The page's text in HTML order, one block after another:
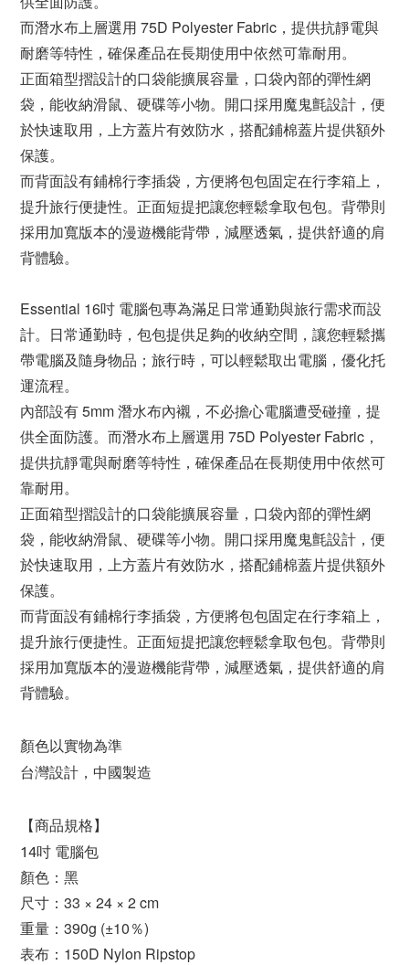
而潛水布上層選用 75D Polyester Fabric，提供抗靜電與
耐磨等特性，確保產品在長期使用中依然可靠耐用。
正面箱型摺設計的口袋能擴展容量，口袋內部的彈性網
袋，能收納滑鼠、硬碟等小物。開口採用魔鬼氈設計，便
於快速取用，上方蓋片有效防水，搭配鋪棉蓋片提供額外
保護。
而背面設有鋪棉行李插袋，方便將包包固定在行李箱上，
提升旅行便捷性。正面短提把讓您輕鬆拿取包包。背帶則
採用加寬版本的漫遊機能背帶，減壓透氣，提供舒適的肩
背體驗。
Essential 16吋 電腦包專為滿足日常通勤與旅行需求而設
計。日常通勤時，包包提供足夠的收納空間，讓您輕鬆攜
帶電腦及隨身物品；旅行時，可以輕鬆取出電腦，優化托
運流程。
內部設有 5mm 潛水布內襯，不必擔心電腦遭受碰撞，提
供全面防護。而潛水布上層選用 75D Polyester Fabric，
提供抗靜電與耐磨等特性，確保產品在長期使用中依然可
靠耐用。
正面箱型摺設計的口袋能擴展容量，口袋內部的彈性網
袋，能收納滑鼠、硬碟等小物。開口採用魔鬼氈設計，便
於快速取用，上方蓋片有效防水，搭配鋪棉蓋片提供額外
保護。
而背面設有鋪棉行李插袋，方便將包包固定在行李箱上，
提升旅行便捷性。正面短提把讓您輕鬆拿取包包。背帶則
採用加寬版本的漫遊機能背帶，減壓透氣，提供舒適的肩
背體驗。
顏色以實物為準
台灣設計，中國製造
【商品規格】
14吋 電腦包
顏色：黑
尺寸：33 × 24 × 2 cm
重量：390g (±10％)
表布：150D Nylon Ripstop